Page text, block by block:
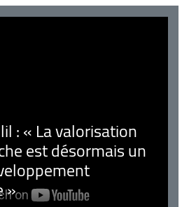
: « La valorisation
est désormais un
»